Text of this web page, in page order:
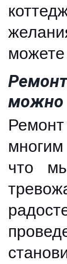
можно
что